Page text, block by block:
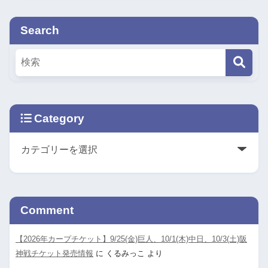
Search
Category
Comment
【2026年カープチケット】9/25(金)巨人、10/1(木)中日、10/3(土)阪
神戦チケット発売情報 に くるみっこ より